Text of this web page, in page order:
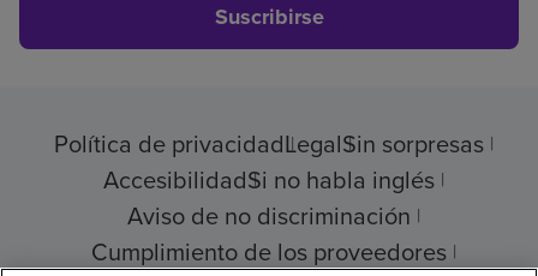
Suscribirse
Política de privacidadLegalSin sorpresas
AccesibilidadSi no habla inglés
Aviso de no discriminación
Cumplimiento de los proveedores